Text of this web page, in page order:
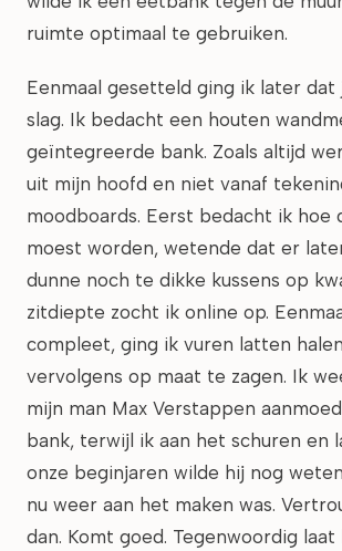
ruimte optimaal te gebruiken.
Eenmaal gesetteld ging ik later dat
slag. Ik bedacht een houten
geïntegreerde bank. Zoals altijd
uit mijn hoofd en niet vanaf
moodboards. Eerst bedacht ik hoe
moest worden, wetende dat er
dunne noch te dikke kussens op
zitdiepte zocht ik online op.
compleet, ging ik vuren latten
vervolgens op maat te zagen. Ik
mijn man Max Verstappen
bank, terwijl ik aan het schuren en
onze beginjaren wilde hij nog
nu weer aan het maken was.
dan. Komt goed. Tegenwoordig laat